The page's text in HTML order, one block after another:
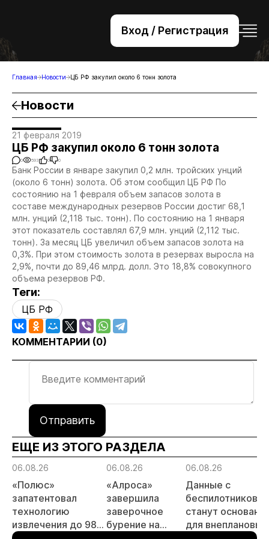
Вход / Регистрация
+7 (495) 221-76-32
bsv@zolteh.ru
Главная Новости ЦБ РФ закупил около 6 тонн золота
Новости
21 февраля 2019
ЦБ РФ закупил около 6 тонн золота
0 593 0 0
Банк России в январе закупил 0,2 млн. тройских унций
(около 6 тонн) золота. Об этом сообщил ЦБ РФ По
состоянию на 1 февраля объем запасов золота в
составе международных резервов России достиг 68,1
млн. унций (2,118 тыс. тонн). По состоянию на 1 января
этот показатель составлял 67,9 млн. унций (2,112 тыс.
тонн). За месяц ЦБ увеличил объем запасов золота на
0,3%. При этом стоимость золота в резервах выросла на
2,9%, почти до 89,46 млрд. долл. Это 18,8% совокупного
объема резервов РФ.
Теги:
ЦБ РФ
КОММЕНТАРИИ (0)
Отправить
ЕЩЕ ИЗ ЭТОГО РАЗДЕЛА
06.08.26
«Полюс»
запатентовал
технологию
извлечения до 98%
06.08.26
«Алроса»
завершила
заверочное
бурение на
06.08.26
Данные с
беспилотников
станут
для внеплановых